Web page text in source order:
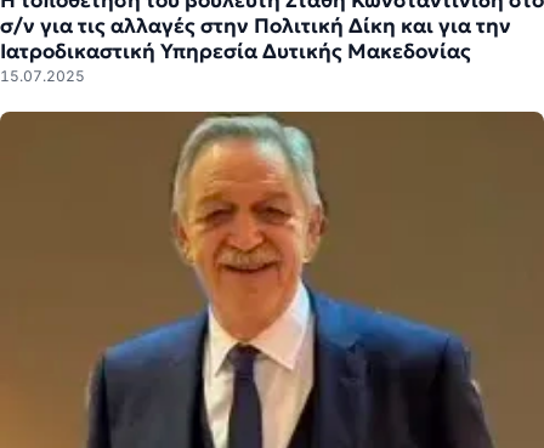
σ/ν για τις αλλαγές στην Πολιτική Δίκη και για την
Ιατροδικαστική Υπηρεσία Δυτικής Μακεδονίας
15.07.2025